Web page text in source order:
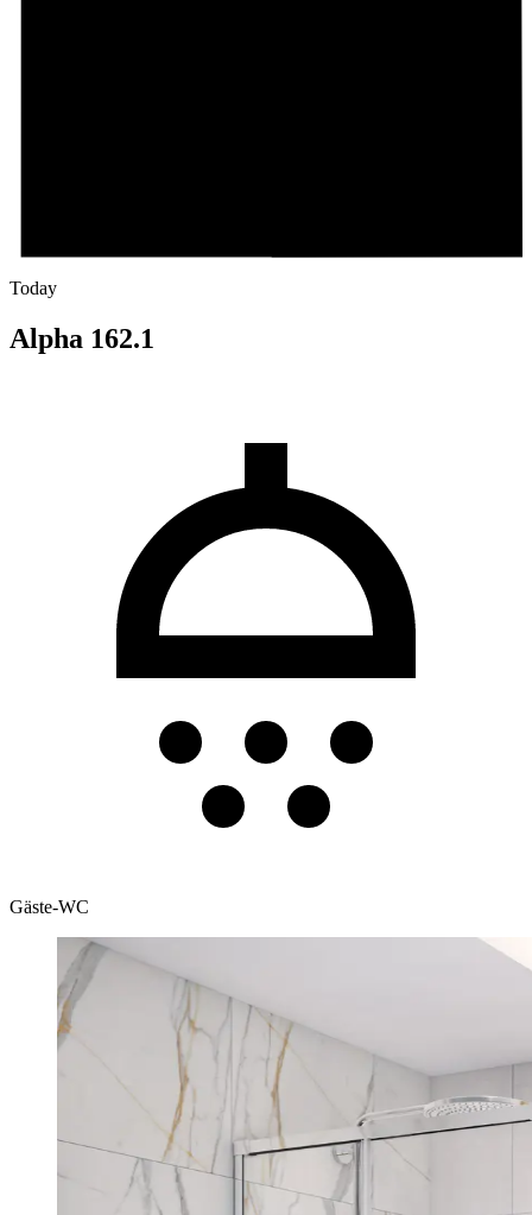
Today
Alpha 162.1
Gäste-WC